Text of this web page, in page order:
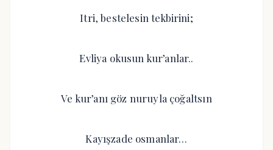
Itri, bestelesin tekbirini;
Evliya okusun kur’anlar..
Ve kur’anı göz nuruyla çoğaltsın
Kayışzade osmanlar…